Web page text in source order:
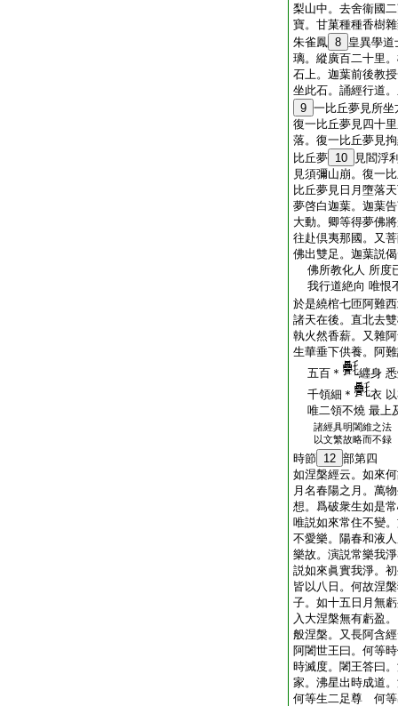
梨山中。去舍衞國
寶。甘菓種種香樹
朱雀鳳 8 皇異學
璃。縱廣百二十里
石上。迦葉前後教
坐此石。誦經行道
9 一比丘夢見所
復一比丘夢見四十
落。復一比丘夢見
比丘夢 10
見閻浮
見須彌山崩。復一
比丘夢見日月墮落
夢啓白迦葉。迦葉
大動。卿等得夢佛
往赴倶夷那國。又
佛出雙足。迦葉説
佛所教化人 所度
我行道絶向 唯恨
於是繞棺七匝阿難
諸天在後。直北去
執火然香薪。又雜
生華垂下供養。阿
五百＊
纒身
千領細＊
衣
唯二領不燒 最上
諸經具明闍維之法
以文繁故略而不録
時節 12 部第四
如涅槃經云。如來
月名春陽之月。萬
想。爲破衆生如是
唯説如來常住不變
不愛樂。陽春和液
樂故。演説常樂我
説如來眞實我淨。
皆以八日。何故涅
子。如十五日月無
入大涅槃無有虧盈
般涅槃。又長阿含
阿闍世王曰。何等
時滅度。闍王答曰
家。沸星出時成道
何等生二足尊 何